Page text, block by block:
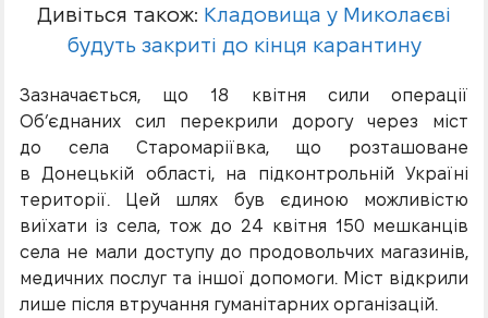
Дивіться також: Кладовища у Миколаєві
будуть закриті до кінця карантину
Зазначається, що 18 квітня сили операції
Об’єднаних сил перекрили дорогу через міст
до села Старомаріївка, що розташоване
в Донецькій області, на підконтрольній Україні
території. Цей шлях був єдиною можливістю
виїхати із села, тож до 24 квітня 150 мешканців
села не мали доступу до продовольчих магазинів,
медичних послуг та іншої допомоги. Міст відкрили
лише після втручання гуманітарних організацій.